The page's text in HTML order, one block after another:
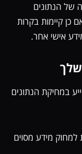
של הנתונים
כן קיימות בקרות
אישי אחר.
במחיקת הנתונים
מידע מסוים